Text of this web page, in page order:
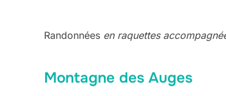
Randonnées en raquettes
Montagne des Auges